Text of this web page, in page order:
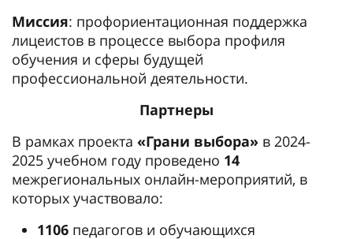
Миссия: профориентационная поддержка
лицеистов в процессе выбора профиля
обучения и сферы будущей
профессиональной деятельности.
Партнеры
В рамках проекта «Грани выбора» в 2024-
2025 учебном году проведено 14
межрегиональных онлайн-мероприятий, в
которых участвовало:
1106 педагогов и обучающихся